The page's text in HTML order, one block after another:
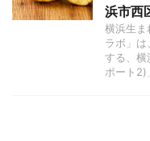
浜市西
横浜生ま
ラボ」
する、
ポート2)